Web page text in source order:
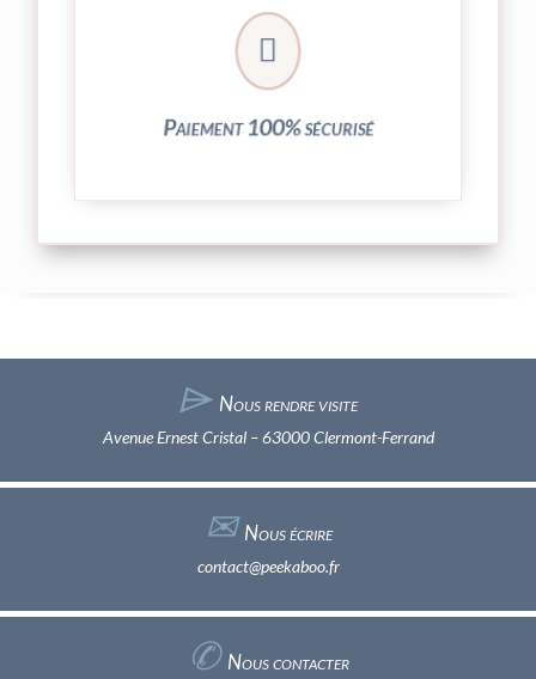

Paiement 100% sécurisé
Vos transactions par carte bancaire sont
entièrement sécurisées grâce au système
crypté de notre partenaire PayPlug.
⌲ Nous rendre visite
Avenue Ernest Cristal – 63000 Clermont-Ferrand
✉︎Nous écrire
contact@peekaboo.fr
✆ Nous contacter